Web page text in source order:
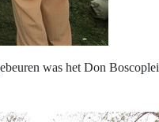
was het Don